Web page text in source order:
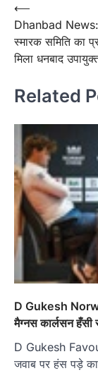
Post
navigation
⟵
Dhanbad
स्मारक समिति का
मिला धनबाद
Related
D Gukesh
मैग्नस कार्लसन हँसी
D Gukesh
जवाब पर हंस पड़े